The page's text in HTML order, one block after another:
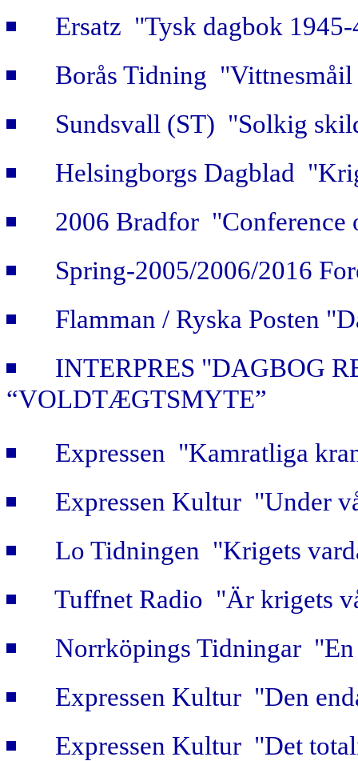
Ersatz "Tysk dagbok
Borås Tidning
Sundsvall (ST) "Solkig
Helsingborgs Dagblad
2006 Bradfor "Conference
Spring-2005/2006/2016
Flamman / Ryska Posten
INTERPRES "DAGBOG
“VOLDTÆGTSMYTE”
Expressen "Kamratliga
Expressen Kultur "Under
Lo Tidningen "Krigets
Tuffnet Radio "Är krigets
Norrköpings Tidningar
Expressen Kultur "Den
Expressen Kultur "Det